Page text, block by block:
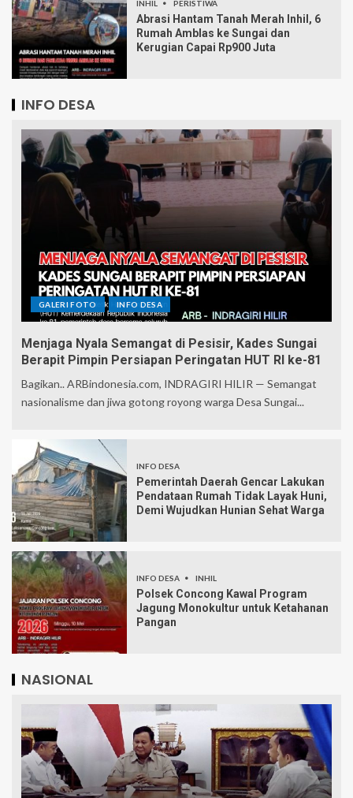
INHIL PERISTIWA
Abrasi Hantam Tanah Merah Inhil, 6
Rumah Amblas ke Sungai dan
Kerugian Capai Rp900 Juta
INFO DESA
GALERI FOTO INFO DESA
Menjaga Nyala Semangat di Pesisir, Kades Sungai
Berapit Pimpin Persiapan Peringatan HUT RI ke-81
Bagikan.. ARBindonesia.com, INDRAGIRI HILIR — Semangat
nasionalisme dan jiwa gotong royong warga Desa Sungai...
INFO DESA
Pemerintah Daerah Gencar Lakukan
Pendataan Rumah Tidak Layak Huni,
Demi Wujudkan Hunian Sehat Warga
INFO DESA INHIL
Polsek Concong Kawal Program
Jagung Monokultur untuk Ketahanan
Pangan
NASIONAL